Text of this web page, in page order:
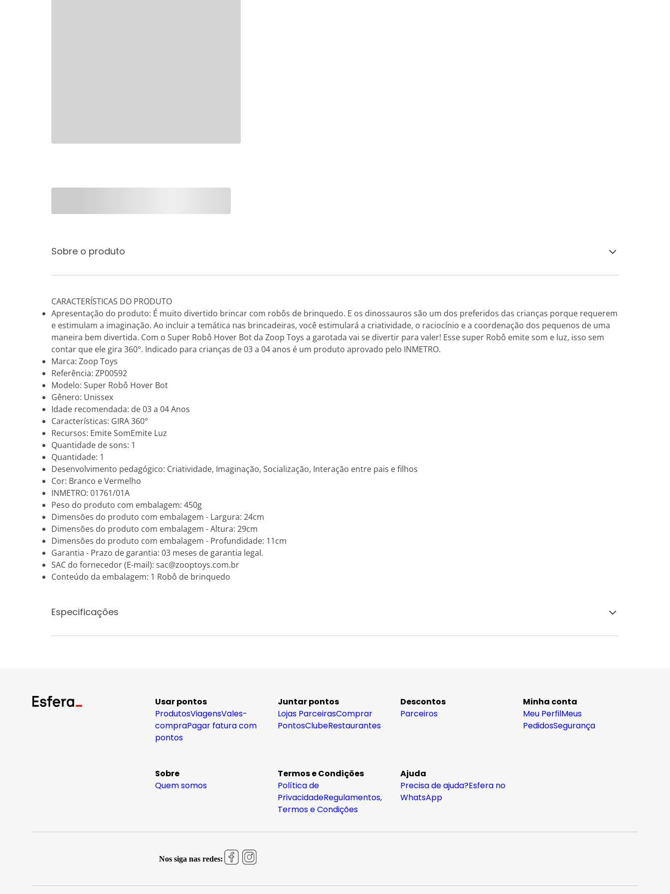
Sobre o produto
CARACTERÍSTICAS DO PRODUTO
Apresentação do produto: É muito divertido brincar com robôs de brinquedo. E os dinossauros são um dos preferidos das crianças porque requerem
e estimulam a imaginação. Ao incluir a temática nas brincadeiras, você estimulará a criatividade, o raciocínio e a coordenação dos pequenos de uma
maneira bem divertida. Com o Super Robô Hover Bot da Zoop Toys a garotada vai se divertir para valer! Esse super Robô emite som e luz, isso sem
contar que ele gira 360°. Indicado para crianças de 03 a 04 anos é um produto aprovado pelo INMETRO.
Marca: Zoop Toys
Referência: ZP00592
Modelo: Super Robô Hover Bot
Gênero: Unissex
Idade recomendada: de 03 a 04 Anos
Características: GIRA 360°
Recursos: Emite SomEmite Luz
Quantidade de sons: 1
Quantidade: 1
Desenvolvimento pedagógico: Criatividade, Imaginação, Socialização, Interação entre pais e filhos
Cor: Branco e Vermelho
INMETRO: 01761/01A
Peso do produto com embalagem: 450g
Dimensões do produto com embalagem - Largura: 24cm
Dimensões do produto com embalagem - Altura: 29cm
Dimensões do produto com embalagem - Profundidade: 11cm
Garantia - Prazo de garantia: 03 meses de garantia legal.
SAC do fornecedor (E-mail): sac@zooptoys.com.br
Conteúdo da embalagem: 1 Robô de brinquedo
Especificações
Usar pontos
ProdutosViagensVales-
compraPagar fatura com
pontos
Juntar pontos
Lojas ParceirasComprar
PontosClubeRestaurantes
Descontos
Parceiros
Minha conta
Meu PerfilMeus
PedidosSegurança
Sobre
Quem somos
Termos e Condições
Política de
PrivacidadeRegulamentos,
Termos e Condições
Ajuda
Precisa de ajuda?Esfera no
WhatsApp
Nos siga nas redes: